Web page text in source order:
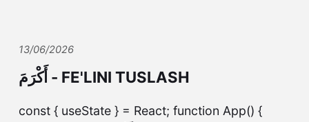
13/06/2026
أَكْرَمَ - FE'LINI TUSLASH
const { useState } = React; function App() {